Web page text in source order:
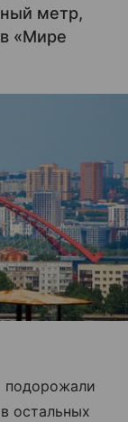
метр,
«Мире
подорожали
остальных